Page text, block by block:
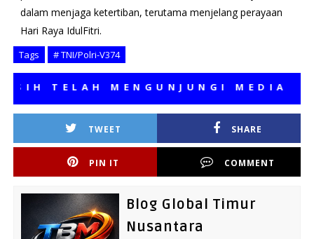
dalam menjaga ketertiban, terutama menjelang perayaan
Hari Raya IdulFitri.
Tags # TNI/Polri-V374
MENGUNJUNGI MEDIA KAMI,
TWEET SHARE
PIN IT COMMENT
Blog Global Timur
Nusantara